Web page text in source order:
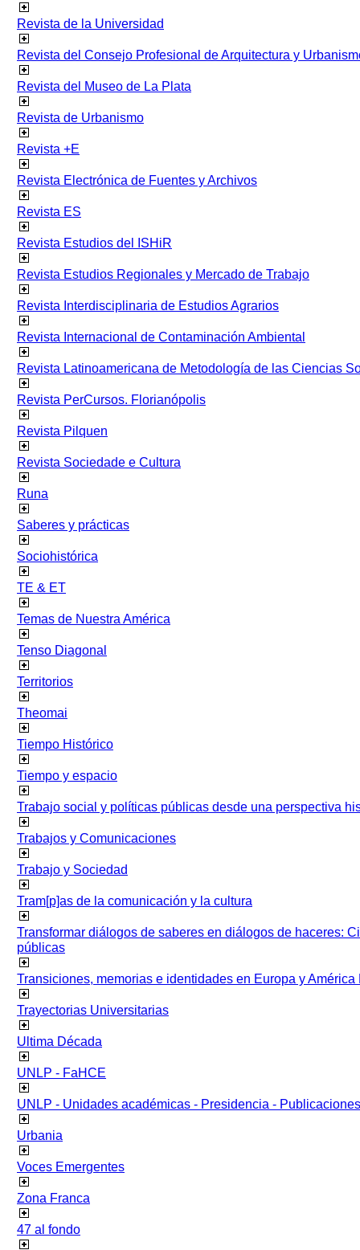
Revista de la Universidad
Revista del Consejo Profesional de Arquitectura y
Revista del Museo de La Plata
Revista de Urbanismo
Revista +E
Revista Electrónica de Fuentes y Archivos
Revista ES
Revista Estudios del ISHiR
Revista Estudios Regionales y Mercado de Trabajo
Revista Interdisciplinaria de Estudios Agrarios
Revista Internacional de Contaminación Ambiental
Revista Latinoamericana de Metodología de las Ciencias
Revista PerCursos. Florianópolis
Revista Pilquen
Revista Sociedade e Cultura
Runa
Saberes y prácticas
Sociohistórica
TE & ET
Temas de Nuestra América
Tenso Diagonal
Territorios
Theomai
Tiempo Histórico
Tiempo y espacio
Trabajo social y políticas públicas desde una perspectiva
Trabajos y Comunicaciones
Trabajo y Sociedad
Tram[p]as de la comunicación y la cultura
Transformar diálogos de saberes en diálogos de haceres:
públicas
Transiciones, memorias e identidades en Europa y América
Trayectorias Universitarias
Ultima Década
UNLP - FaHCE
UNLP - Unidades académicas - Presidencia - Publicaciones
Urbania
Voces Emergentes
Zona Franca
47 al fondo